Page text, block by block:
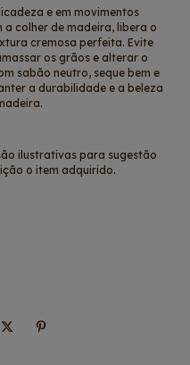
e em movimentos
a colher de madeira, libera o
cremosa perfeita. Evite
os grãos e alterar o
sabão neutro, seque bem e
a durabilidade e a beleza
ilustrativas para sugestão
o item adquirido.